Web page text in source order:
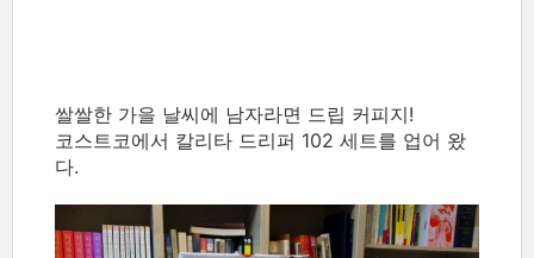
쌀쌀한 가을 날씨에 남자라면 드립 커피지!
코스트코에서 칼리타 드리퍼 102 세트를 업어 왔
다.